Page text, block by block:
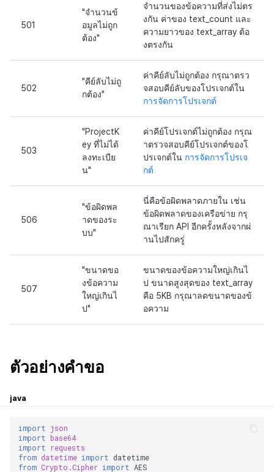
501
"จำนวนข้
อมูลไม่ถูก
ต้อง"
จำนวนของข้อความที่ส่งไม่ตร
งกัน ค่าของ text_count และ
ความยาวของ text_array ต้อ
งตรงกัน
502
"คีย์ลับไม่ถู
กต้อง"
ค่าคีย์ลับไม่ถูกต้อง กรุณาตรว
จสอบคีย์ลับของโปรเจกต์ใน
การจัดการโปรเจกต์
503
"ProjectK
ey ที่ไม่ได้
ลงทะเบีย
น"
ค่าคีย์โปรเจกต์ไม่ถูกต้อง กรุณ
าตรวจสอบคีย์โปรเจกต์ของโ
ปรเจกต์ใน การจัดการโปรเจ
กต์
506
"ข้อผิดพล
าดของระ
บบ"
นี่คือข้อผิดพลาดภายใน เช่น
ข้อผิดพลาดของเครือข่าย กรุ
ณาเรียก API อีกครั้งหลังจากผ่
านไปสักครู่
507
"ขนาดขอ
งข้อความ
ใหญ่เกินไ
ป"
ขนาดของข้อความใหญ่เกินไ
ป ขนาดสูงสุดของ text_array
คือ 5KB กรุณาลดขนาดของข้
อความ
ตัวอย่างคำขอ
java
import json
import base64
import
requests
from datetime import datetime
from Crypto.Cipher import AES